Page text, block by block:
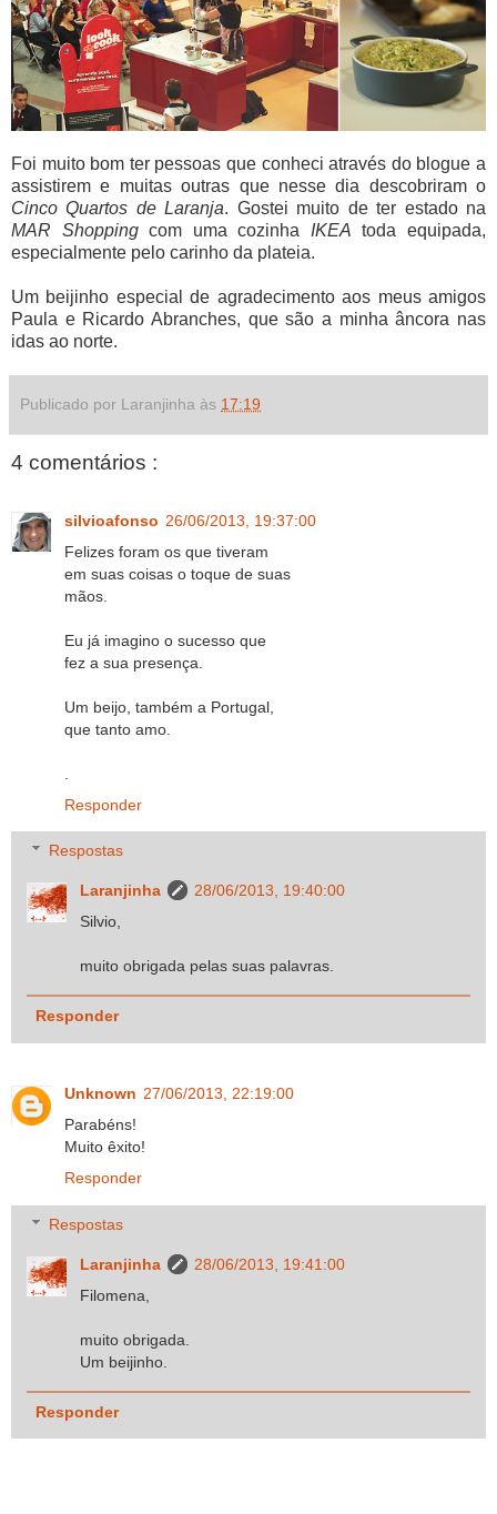
Foi muito bom ter pessoas que conheci através do blogue a
assistirem e muitas outras que nesse dia descobriram o
Cinco Quartos de Laranja. Gostei muito de ter estado na
MAR Shoppingcom uma cozinha IKEA toda equipada,
especialmente pelo carinho da plateia.
Um beijinho especial de agradecimento aos meus amigos
Paula e Ricardo Abranches, que são a minha âncora nas
idas ao norte.
Publicado por Laranjinha às 17:19
4 comentários :
silvioafonso 26/06/2013, 19:37:00
Felizes foram os que tiveram
em suas coisas o toque de suas
mãos.
Eu já imagino o sucesso que
fez a sua presença.
Um beijo, também a Portugal,
que tanto amo.
Responder
Respostas
Laranjinha
28/06/2013, 19:40:00
Silvio,
muito obrigada pelas suas palavras.
Responder
Unknown 27/06/2013, 22:19:00
Parabéns!
Muito êxito!
Responder
Respostas
Laranjinha
28/06/2013, 19:41:00
Filomena,
muito obrigada.
Um beijinho.
Responder